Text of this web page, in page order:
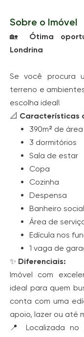
Sobre o Imóvel
🏡 Ótima
Londrina
Se você procura
terreno e
escolha ideal!
📐 Características
390m² de
3 dormitórios
Sala de estar
Copa
Cozinha
Despensa
Banheiro social
Área de
Edícula nos
1 vaga de
✨ Diferenciais:
Imóvel com
ideal para quem
conta com uma
apoio, lazer ou até
📍 Localizada no